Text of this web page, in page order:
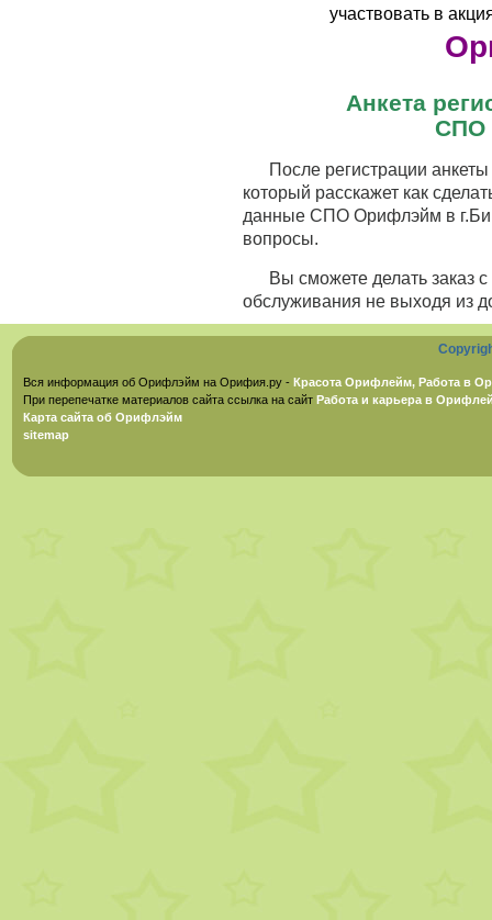
участвовать в
Анкета
СПО
После регистрации
который расскажет как
данные СПО Орифлэйм в
вопросы.
Вы сможете делать заказ
обслуживания не выходя из
Вся информация об Орифлэйм на Орифия.ру - Красота Орифлейм, Работа в
При перепечатке материалов сайта ссылка на сайт Работа и карьера в
Карта сайта об Орифлэйм
sitemap